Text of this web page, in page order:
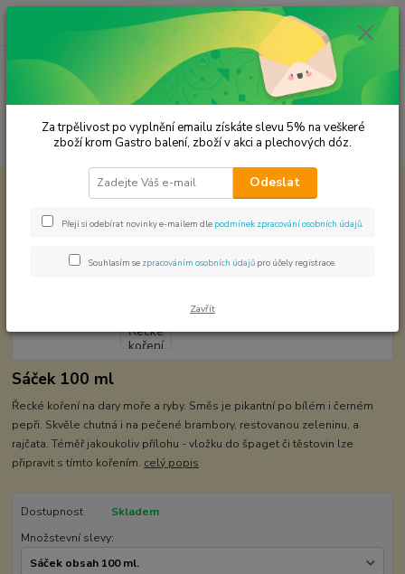
Menu
Hledat
ks
za 0,00 Kč
Koření od Samuela podle způsobu použití Dary moře - Řecké koření
Dary moře - Řecké koření
Sáček 100 ml
Řecké koření na dary moře a ryby. Směs je pikantní po bílém i černém
pepři. Skvěle chutná i na pečené brambory, restovanou zeleninu, a
rajčata. Téměř jakoukoliv přílohu - vložku do špaget či těstovin lze
připravit s tímto kořením. celý popis
Dostupnost
Skladem
Množstevní slevy:
Za trpělivost po vyplnění emailu získáte slevu 5% na veškeré
zboží krom Gastro balení, zboží v akci a plechových dóz.
Odeslat
Přeji si odebírat novinky e-mailem dle podmínek zpracování osobních údajů
Souhlasím se zpracováním osobních údajů pro účely registrace.
Zavřít